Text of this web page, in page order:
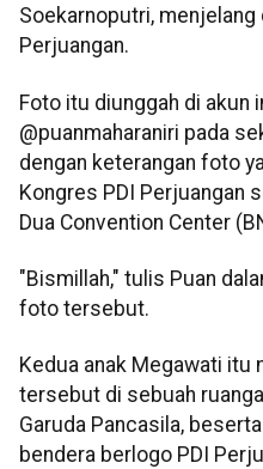
Soekarnoputri, menjelang
Perjuangan.
Foto itu diunggah di akun
@puanmaharaniri pada
dengan keterangan foto
Kongres PDI Perjuangan
Dua Convention Center
"Bismillah," tulis Puan
foto tersebut.
Kedua anak Megawati
tersebut di sebuah
Garuda Pancasila,
bendera berlogo PDI